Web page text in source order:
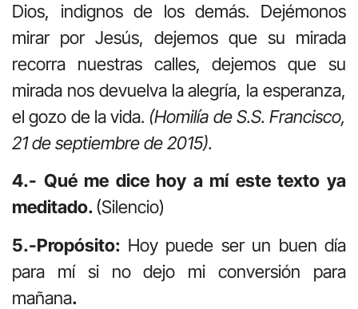
Dios, indignos de los demás. Dejémonos
mirar por Jesús, dejemos que su mirada
recorra nuestras calles, dejemos que su
mirada nos devuelva la alegría, la esperanza,
el gozo de la vida. (Homilía de S.S. Francisco,
21 de septiembre de 2015).
4.- Qué me dice hoy a mí este texto ya
meditado.(Silencio)
5.-Propósito: Hoy puede ser un buen día
para mí si no dejo mi conversión para
mañana.